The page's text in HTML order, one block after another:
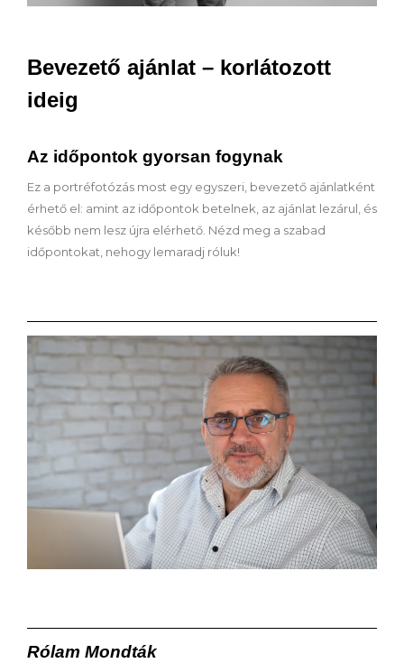
Bevezető ajánlat – korlátozott
ideig
Az időpontok gyorsan fogynak
Ez a portréfotózás most egy egyszeri, bevezető ajánlatként
érhető el: amint az időpontok betelnek, az ajánlat lezárul, és
később nem lesz újra elérhető. Nézd meg a szabad
időpontokat, nehogy lemaradj róluk!
Rólam Mondták